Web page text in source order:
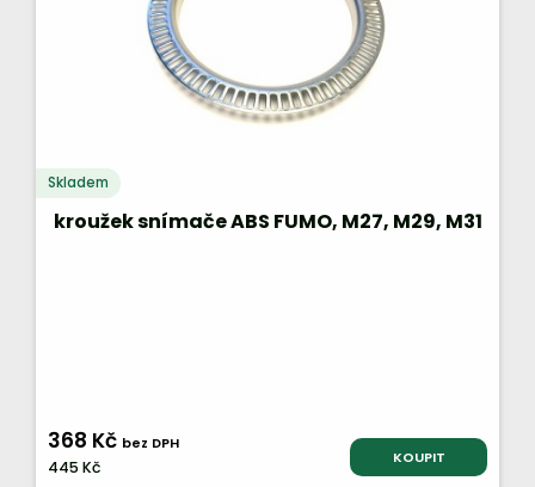
Skladem
kroužek snímače ABS FUMO, M27, M29, M31
368 Kč bez DPH
445 Kč KOUPIT